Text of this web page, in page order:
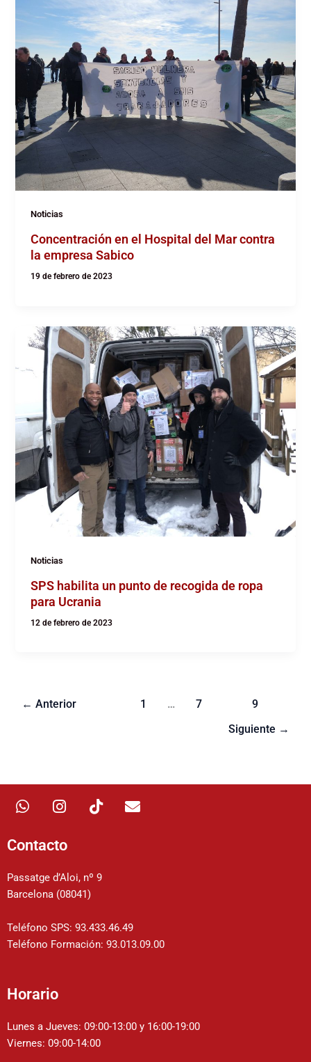
Noticias
Concentración en el Hospital del Mar contra
la empresa Sabico
19 de febrero de 2023
Noticias
SPS habilita un punto de recogida de ropa
para Ucrania
12 de febrero de 2023
← Anterior 1 … 7 9
Siguiente →
W
h
t
a
p
I
n
t
g
r
a
m
T
i
k
E
n
Contacto
Passatge d’Aloi, nº 9
Barcelona (08041)
Teléfono SPS: 93.433.46.49
Teléfono Formación: 93.013.09.00
Horario
Lunes a Jueves: 09:00-13:00 y 16:00-19:00
Viernes: 09:00-14:00